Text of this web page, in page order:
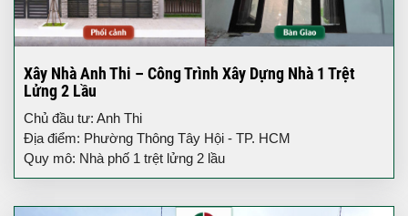
Xây Nhà Anh Thi – Công Trình Xây Dựng Nhà 1 Trệt
Lửng 2 Lầu
Chủ đầu tư: Anh Thi
Địa điểm: Phường Thông Tây Hội - TP. HCM
Quy mô: Nhà phố 1 trệt lửng 2 lầu